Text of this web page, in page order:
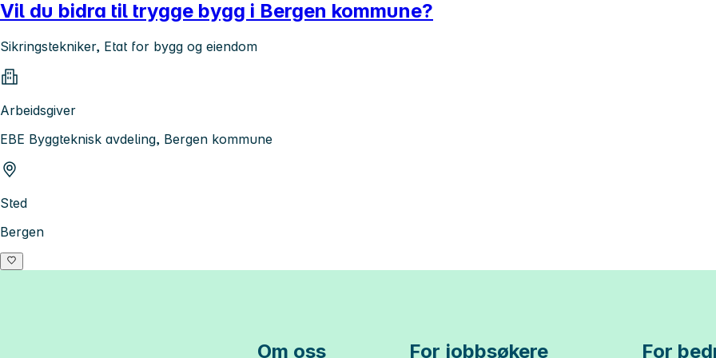
Vil du bidra til trygge bygg i Bergen kommune?
Sikringstekniker, Etat for bygg og eiendom
Arbeidsgiver
EBE Byggteknisk avdeling, Bergen kommune
Sted
Bergen
Om oss For jobbsøkere For